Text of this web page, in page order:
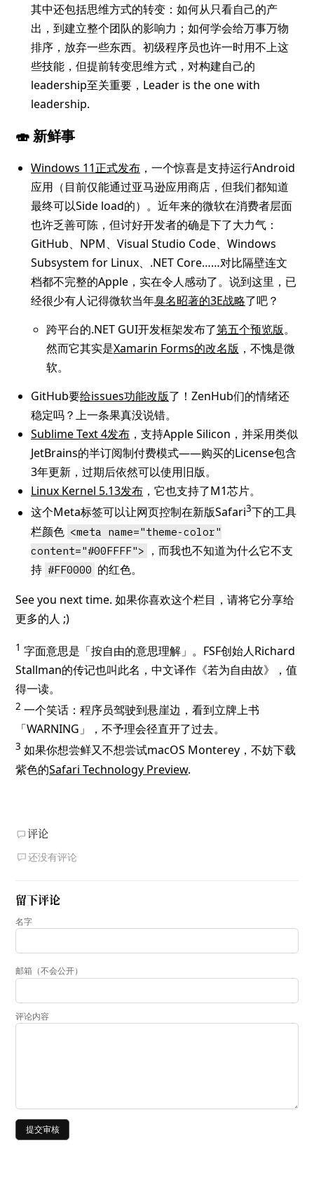
其中还包括思维方式的转变：如何从只看自己的产
出，到建立整个团队的影响力；如何学会给万事万物
排序，放弃一些东西。初级程序员也许一时用不上这
些技能，但提前转变思维方式，对构建自己的
leadership至关重要，Leader is the one with
leadership.
🍣 新鲜事
Windows 11正式发布 ，一个惊喜是支持运行Android
应用（目前仅能通过亚马逊应用商店，但我们都知道
最终可以Side load的）。近年来的微软在消费者层面
也许乏善可陈，但讨好开发者的确是下了大力气：
GitHub、NPM、Visual Studio Code、Windows
Subsystem for Linux、.NET Core……对比隔壁连文
档都不完整的Apple，实在令人感动了。说到这里，已
经很少有人记得微软当年臭名昭著的3E战略了吧？
跨平台的.NET GUI开发框架发布了第五个预览版。
然而它其实是Xamarin Forms的改名版 ，不愧是微
软。
GitHub要给issues功能改版了！ZenHub们的情绪还
稳定吗？上一条果真没说错。
Sublime Text 4发布 ，支持Apple Silicon，并采用类似
JetBrains的半订阅制付费模式——购买的License包含
3年更新，过期后依然可以使用旧版。
Linux Kernel 5.13发布 ，它也支持了M1芯片。
这个Meta标签可以让网页控制在新版Safari3下的工具
栏颜色 <meta name="theme-color"
content="#00FFFF">
，而我也不知道为什么它不支
持 #FF0000 的红色。
See you next time. 如果你喜欢这个栏目，请将它分享给
更多的人 ;)
1 字面意思是「按自由的意思理解」。FSF创始人Richard
Stallman的传记也叫此名，中文译作《若为自由故》，值
得一读。
2 一个笑话：程序员驾驶到悬崖边，看到立牌上书
「WARNING」，不予理会径直开了过去。
3 如果你想尝鲜又不想尝试macOS Monterey，不妨下载
紫色的Safari Technology Preview.
评论
还没有评论
留下评论
名字
邮箱（不会公开）
评论内容
提交审核